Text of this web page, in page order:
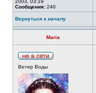
2003, 03:19
Сообщения: 240
Вернуться к началу
Maria
Ветер Воды